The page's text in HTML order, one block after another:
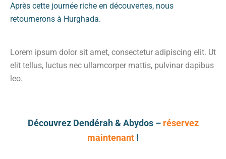
Après cette journée riche en découvertes, nous
retournerons à Hurghada.
Lorem ipsum dolor sit amet, consectetur adipiscing elit. Ut
elit tellus, luctus nec ullamcorper mattis, pulvinar dapibus
leo.
Découvrez Dendérah & Abydos – réservez
maintenant !